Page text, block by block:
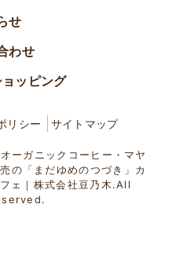
せ
わせ
ッピング
リシー サイトマップ
ーガニックコーヒー・マヤ
の「まだゆめのつづき」カ
ェ｜株式会社豆乃木.All